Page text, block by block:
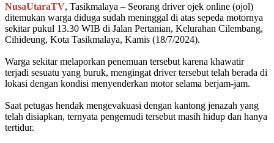
NusaUtaraTV, Tasikmalaya – Seorang driver ojek online (ojol)
ditemukan warga diduga sudah meninggal di atas sepeda motornya
sekitar pukul 13.30 WIB di Jalan Pertanian, Kelurahan Cilembang,
Cihideung, Kota Tasikmalaya, Kamis (18/7/2024).
Warga sekitar melaporkan penemuan tersebut karena khawatir
terjadi sesuatu yang buruk, mengingat driver tersebut telah berada di
lokasi dengan kondisi menyenderkan motor selama berjam-jam.
Saat petugas hendak mengevakuasi dengan kantong jenazah yang
telah disiapkan, ternyata pengemudi tersebut masih hidup dan hanya
tertidur.